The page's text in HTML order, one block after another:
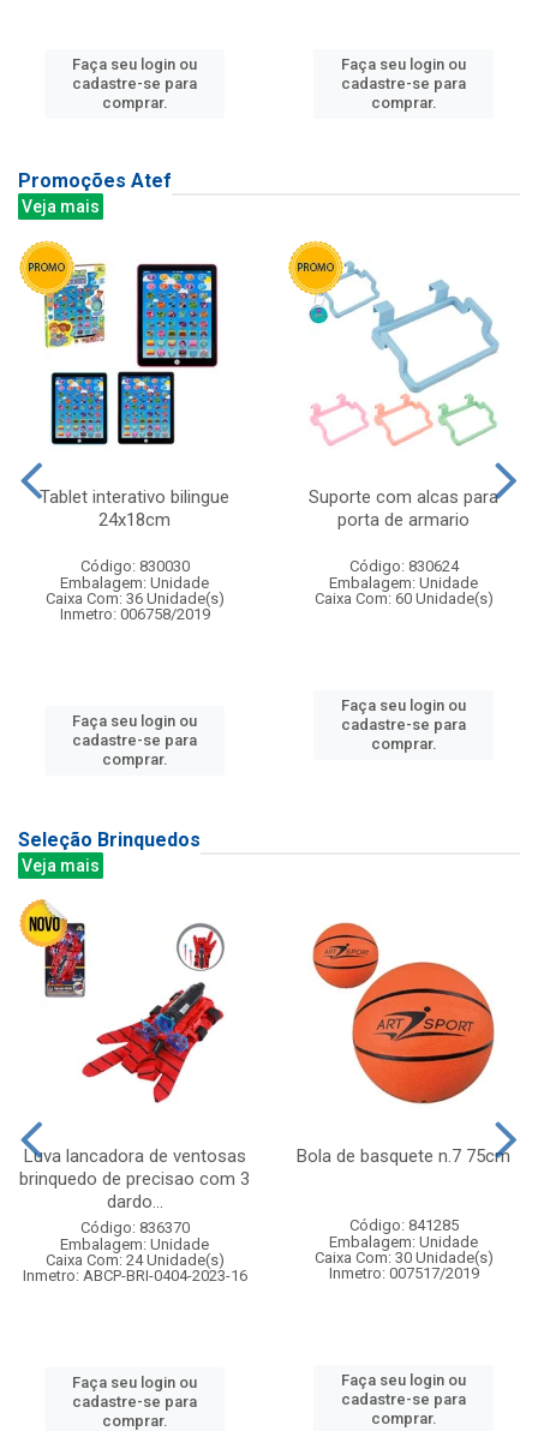
Faça seu login ou
cadastre-se para
comprar.
Faça seu login ou
cadastre-se para
comprar.
Promoções Atef
Veja mais
Tablet interativo bilingue
24x18cm
Código: 830030
Embalagem: Unidade
Caixa Com: 36 Unidade(s)
Inmetro: 006758/2019
Faça seu login ou
cadastre-se para
comprar.
Suporte com alcas para
porta de armario
Código: 830624
Embalagem: Unidade
Caixa Com: 60 Unidade(s)
Faça seu login ou
cadastre-se para
comprar.
Seleção Brinquedos
Veja mais
Luva lancadora de ventosas
brinquedo de precisao com 3
dardo...
Código: 836370
Embalagem: Unidade
Caixa Com: 24 Unidade(s)
Inmetro: ABCP-BRI-0404-2023-16
Faça seu login ou
cadastre-se para
comprar.
Bola de basquete n.7 75cm
Código: 841285
Embalagem: Unidade
Caixa Com: 30 Unidade(s)
Inmetro: 007517/2019
Faça seu login ou
cadastre-se para
comprar.